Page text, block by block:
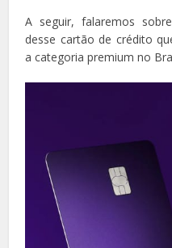
A seguir, falaremos
desse cartão de crédito
a categoria premium no